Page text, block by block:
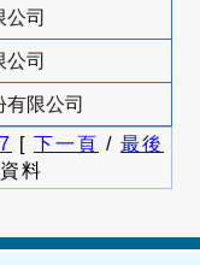
司
司
限公司
7 [ 下一頁 / 最後
料